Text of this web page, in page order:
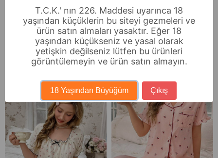
Ödeme Seçenekleri
Sıkça Sorulan Sorular
İade & Değişim
Ücretsiz Kargo
T.C.K.' nın 226. Maddesi uyarınca 18
yaşından küçüklerin bu siteyi gezmeleri ve
ürün satın almaları yasaktır. Eğer 18
yaşından küçükseniz ve yasal olarak
yetişkin değilseniz lütfen bu ürünleri
görüntülemeyin ve ürün satın almayın.
18 Yaşından Büyüğüm Çıkış